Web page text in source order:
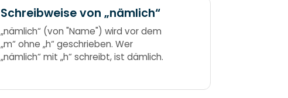
Schreibweise von „nämlich“
„nämlich“ (von "Name") wird vor dem
„m“ ohne „h“ geschrieben. Wer
„nämlich“ mit „h“ schreibt, ist dämlich.